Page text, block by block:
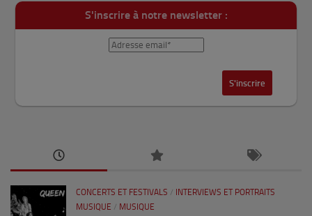
S'inscrire à notre newsletter :
CONCERTS ET FESTIVALS /
INTERVIEWS ET PORTRAITS
MUSIQUE / MUSIQUE